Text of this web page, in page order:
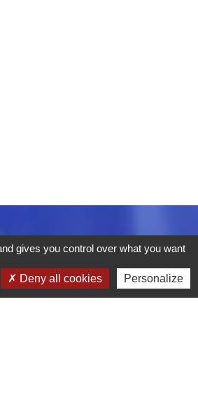
gives you control over what you want
Deny all cookies Personalize